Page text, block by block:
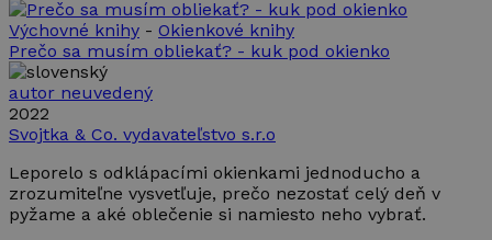
Výchovné knihy - Okienkové knihy
Prečo sa musím obliekať? - kuk pod okienko
autor neuvedený
2022
Svojtka & Co. vydavateľstvo s.r.o
Leporelo s odklápacími okienkami jednoducho a
zrozumiteľne vysvetľuje, prečo nezostať celý deň v
pyžame a aké oblečenie si namiesto neho vybrať.